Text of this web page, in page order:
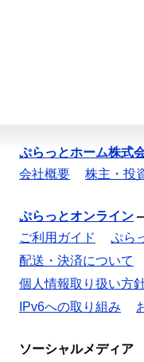
ぷらっとホーム株式
会社概要
株主・投
ぷらっとオンライン
ご利用ガイド
ぷら
配送・決済について
個人情報取り扱い方
IPv6への取り組み
ソーシャルメディア